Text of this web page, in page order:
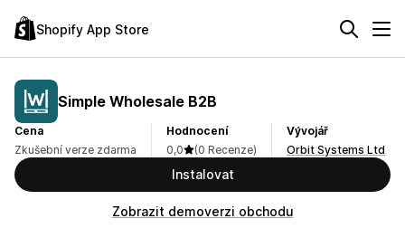
Shopify App Store
Simple Wholesale B2B
Cena
Zkušební verze zdarma
Hodnocení
0,0
(0 Recenze)
Vývojář
Orbit Systems Ltd
Instalovat
Zobrazit demoverzi obchodu